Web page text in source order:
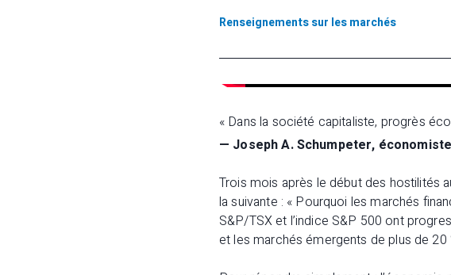
Renseignements sur les marchés
« Dans la société capitaliste, progrès
— Joseph A. Schumpeter,
Trois mois après le début des hostilités
la suivante : « Pourquoi les marchés
S&P/TSX et l’indice S&P 500 ont
et les marchés émergents de plus de 20